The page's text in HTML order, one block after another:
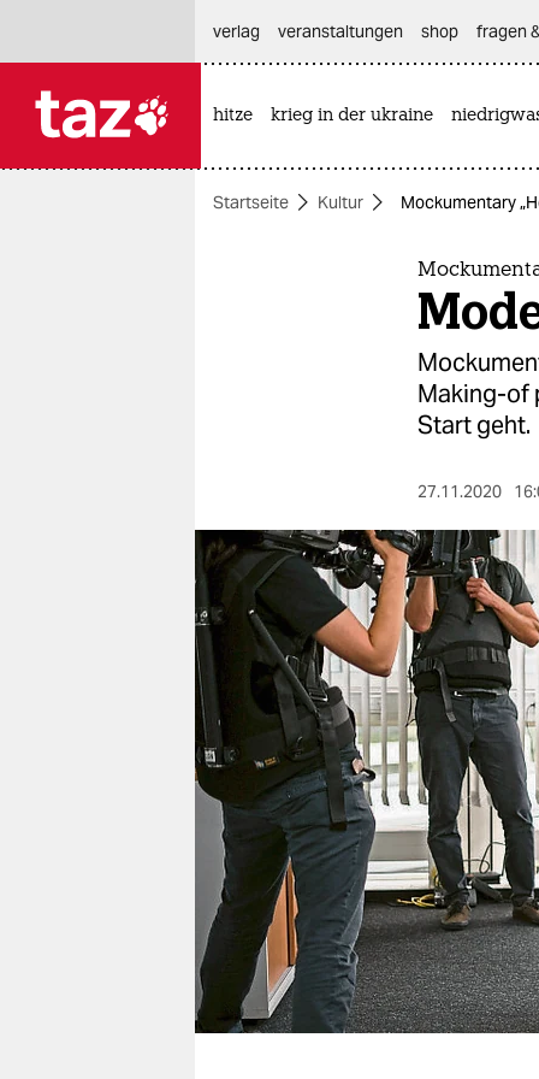
themen
berlin
nord
wahrheit
verlag
verlag
veranstaltungen
shop
fragen & hilfe
unterstützen
genossenschaft
verlag
veranstaltungen shop fragen
hitze krieg in der ukraine
Startseite Kultur Mockumentary
Making-of
Start geht.
27.11.2020